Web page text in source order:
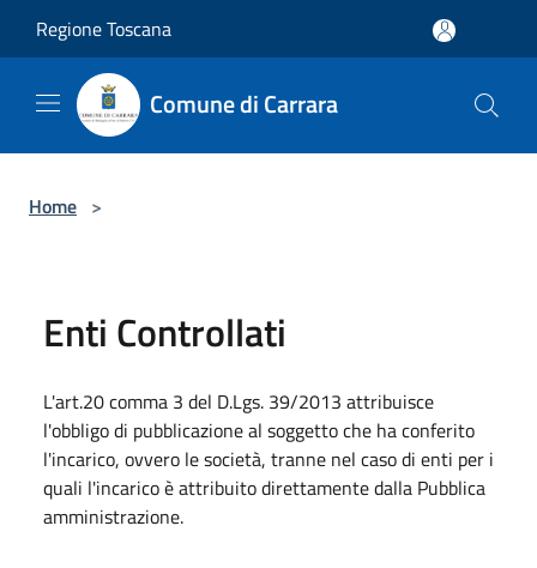
Regione Toscana
Comune di Carrara
Home >
Enti Controllati
L'art.20 comma 3 del D.Lgs. 39/2013 attribuisce
l'obbligo di pubblicazione al soggetto che ha conferito
l'incarico, ovvero le società, tranne nel caso di enti per i
quali l'incarico è attribuito direttamente dalla Pubblica
amministrazione.